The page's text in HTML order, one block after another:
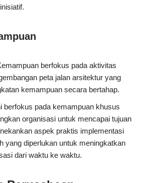
berfokus pada aktivitas
peta jalan arsitektur yang
kemampuan secara bertahap.
berfokus pada kemampuan khusus
organisasi untuk mencapai tujuan
aspek praktis implementasi
yang diperlukan untuk meningkatkan
dari waktu ke waktu.